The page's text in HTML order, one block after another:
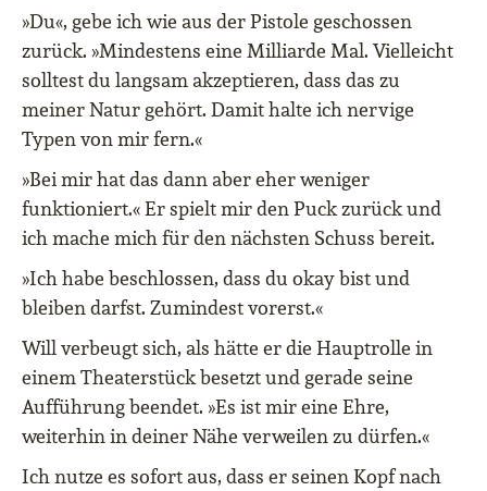
»Du«, gebe ich wie aus der Pistole geschossen
zurück. »Mindestens eine Milliarde Mal. Vielleicht
solltest du langsam akzeptieren, dass das zu
meiner Natur gehört. Damit halte ich nervige
Typen von mir fern.«
»Bei mir hat das dann aber eher weniger
funktioniert.« Er spielt mir den Puck zurück und
ich mache mich für den nächsten Schuss bereit.
»Ich habe beschlossen, dass du okay bist und
bleiben darfst. Zumindest vorerst.«
Will verbeugt sich, als hätte er die Hauptrolle in
einem Theaterstück besetzt und gerade seine
Aufführung beendet. »Es ist mir eine Ehre,
weiterhin in deiner Nähe verweilen zu dürfen.«
Ich nutze es sofort aus, dass er seinen Kopf nach